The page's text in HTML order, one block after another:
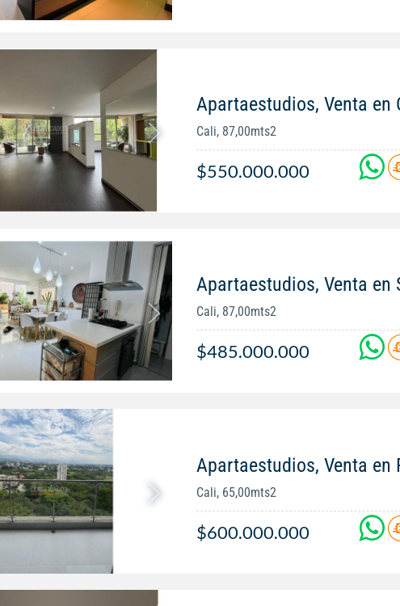
Apartaestudios, Venta en
Cali, 87,00mts2
$550.000.000
Apartaestudios, Venta en
Cali, 87,00mts2
$485.000.000
Apartaestudios, Venta en
Cali, 65,00mts2
$600.000.000